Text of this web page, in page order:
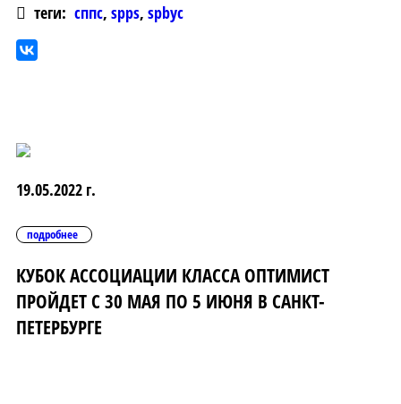
теги: сппс, spps, spbyc
19.05.2022 г.
подробнее
КУБОК АССОЦИАЦИИ КЛАССА ОПТИМИСТ
ПРОЙДЕТ С 30 МАЯ ПО 5 ИЮНЯ В САНКТ-
ПЕТЕРБУРГЕ